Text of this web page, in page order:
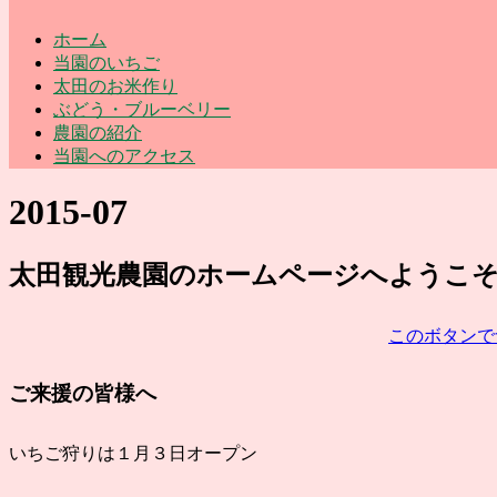
ホーム
当園のいちご
太田のお米作り
ぶどう・ブルーベリー
農園の紹介
当園へのアクセス
2015-07
太田観光農園のホームページへようこそ
このボタンで
ご来援の皆様へ
いちご狩りは１月３日オープン